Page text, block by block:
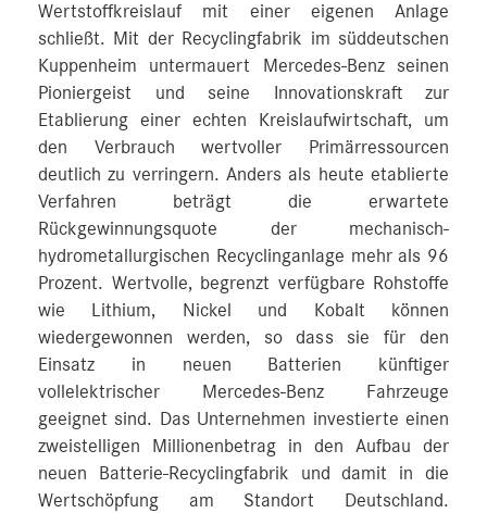
Wertstoffkreislauf mit einer eigenen Anlage
schließt. Mit der Recyclingfabrik im süddeutschen
Kuppenheim untermauert Mercedes-Benz seinen
Pioniergeist und seine Innovationskraft zur
Etablierung einer echten Kreislaufwirtschaft, um
den Verbrauch wertvoller Primärressourcen
deutlich zu verringern. Anders als heute etablierte
Verfahren beträgt die erwartete
Rückgewinnungsquote der mechanisch-
hydrometallurgischen Recyclinganlage mehr als 96
Prozent. Wertvolle, begrenzt verfügbare Rohstoffe
wie Lithium, Nickel und Kobalt können
wiedergewonnen werden, so dass sie für den
Einsatz in neuen Batterien künftiger
vollelektrischer Mercedes-Benz Fahrzeuge
geeignet sind. Das Unternehmen investierte einen
zweistelligen Millionenbetrag in den Aufbau der
neuen Batterie-Recyclingfabrik und damit in die
Wertschöpfung am Standort Deutschland.